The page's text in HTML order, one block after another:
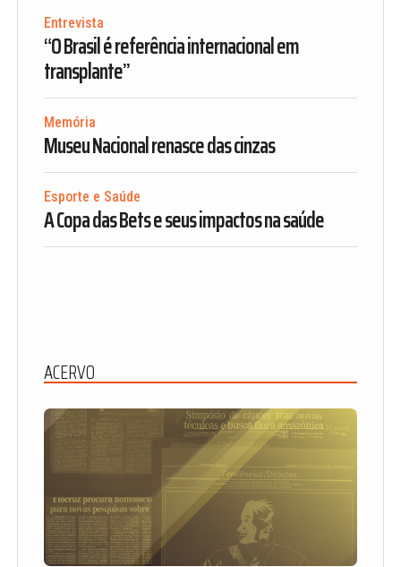
Entrevista
“O Brasil é referência internacional em
transplante”
Memória
Museu Nacional renasce das cinzas
Esporte e Saúde
A Copa das Bets e seus impactos na saúde
ACERVO